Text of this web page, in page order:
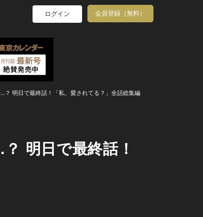
ログイン 会員登録（無料）
？ 明日で最終話！「私、愛されてる？」全話総集編
明日で最終話！